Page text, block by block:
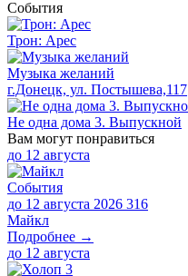
События
Трон: Арес
Музыка желаний
г.Донецк, ул. Постышева,117
Не одна дома 3. Выпускной
Вам могут понравиться
до 12 августа
События
до 12 августа 2026 316
Майкл
Подробнее →
до 12 августа